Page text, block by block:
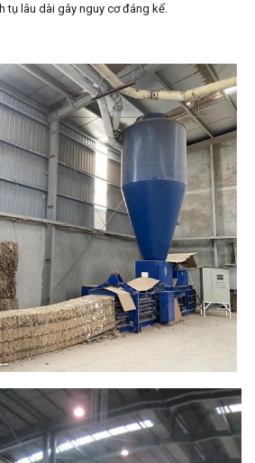
tụ lâu dài gây nguy cơ đáng kể.